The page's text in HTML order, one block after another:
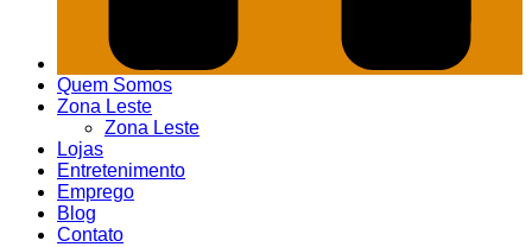
Quem Somos
Zona Leste
Zona Leste
Lojas
Entretenimento
Emprego
Blog
Contato